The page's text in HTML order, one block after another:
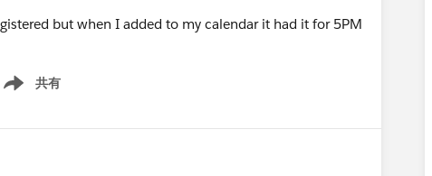
but when I added to my calendar it had it for 5PM
共有
menu